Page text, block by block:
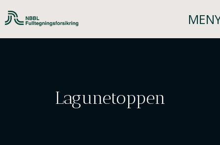
Lagunetoppen